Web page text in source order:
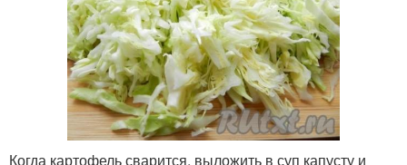
Когда картофель сварится, выложить в суп капусту и